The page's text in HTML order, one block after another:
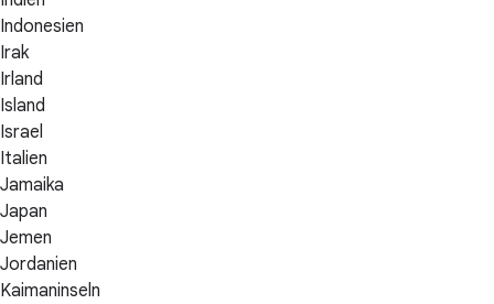
Indonesien
Irak
Irland
Island
Israel
Italien
Jamaika
Japan
Jemen
Jordanien
Kaimaninseln